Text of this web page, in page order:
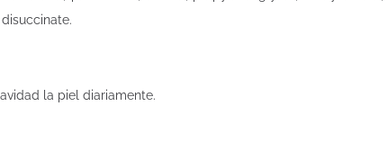
la piel diariamente.